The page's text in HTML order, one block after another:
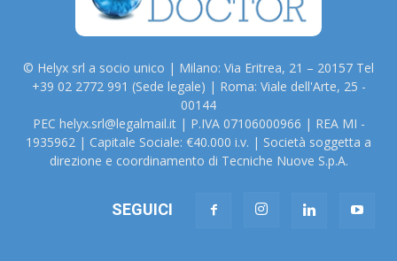
© Helyx srl a socio unico | Milano: Via Eritrea, 21 – 20157 Tel
+39 02 2772 991 (Sede legale) | Roma: Viale dell'Arte, 25 -
00144
PEC helyx.srl@legalmail.it | P.IVA 07106000966 | REA MI -
1935962 | Capitale Sociale: €40.000 i.v. | Società soggetta a
direzione e coordinamento di Tecniche Nuove S.p.A.
SEGUICI